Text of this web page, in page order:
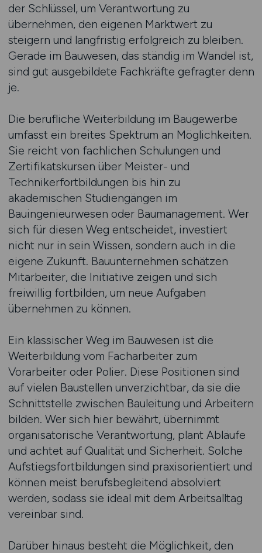
der Schlüssel, um Verantwortung zu
übernehmen, den eigenen Marktwert zu
steigern und langfristig erfolgreich zu bleiben.
Gerade im Bauwesen, das ständig im Wandel ist,
sind gut ausgebildete Fachkräfte gefragter denn
je.
Die berufliche Weiterbildung im Baugewerbe
umfasst ein breites Spektrum an Möglichkeiten.
Sie reicht von fachlichen Schulungen und
Zertifikatskursen über Meister- und
Technikerfortbildungen bis hin zu
akademischen Studiengängen im
Bauingenieurwesen oder Baumanagement. Wer
sich für diesen Weg entscheidet, investiert
nicht nur in sein Wissen, sondern auch in die
eigene Zukunft. Bauunternehmen schätzen
Mitarbeiter, die Initiative zeigen und sich
freiwillig fortbilden, um neue Aufgaben
übernehmen zu können.
Ein klassischer Weg im Bauwesen ist die
Weiterbildung vom Facharbeiter zum
Vorarbeiter oder Polier. Diese Positionen sind
auf vielen Baustellen unverzichtbar, da sie die
Schnittstelle zwischen Bauleitung und Arbeitern
bilden. Wer sich hier bewährt, übernimmt
organisatorische Verantwortung, plant Abläufe
und achtet auf Qualität und Sicherheit. Solche
Aufstiegsfortbildungen sind praxisorientiert und
können meist berufsbegleitend absolviert
werden, sodass sie ideal mit dem Arbeitsalltag
vereinbar sind.
Darüber hinaus besteht die Möglichkeit, den